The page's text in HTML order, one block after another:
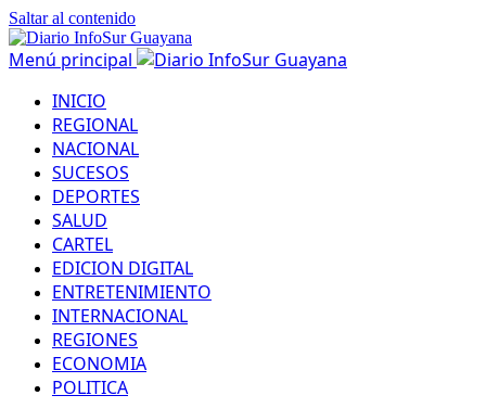
Saltar al contenido
Menú principal
INICIO
REGIONAL
NACIONAL
SUCESOS
DEPORTES
SALUD
CARTEL
EDICION DIGITAL
ENTRETENIMIENTO
INTERNACIONAL
REGIONES
ECONOMIA
POLITICA